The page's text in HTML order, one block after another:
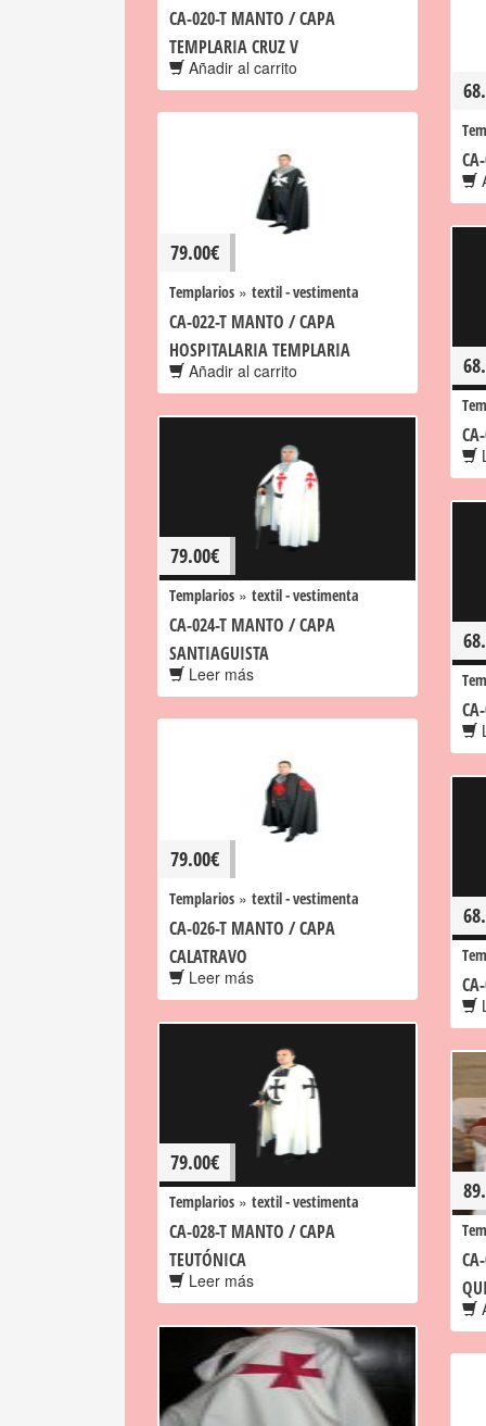
CA-020-T MANTO / CAPA
TEMPLARIA CRUZ V
Añadir al carrito
79.00€
Templarios » textil - vestimenta
CA-022-T MANTO / CAPA
HOSPITALARIA TEMPLARIA
Añadir al carrito
79.00€
Templarios » textil - vestimenta
CA-024-T MANTO / CAPA
SANTIAGUISTA
Leer más
79.00€
Templarios » textil - vestimenta
CA-026-T MANTO / CAPA
CALATRAVO
Leer más
79.00€
Templarios » textil - vestimenta
CA-028-T MANTO / CAPA
TEUTÓNICA
Leer más